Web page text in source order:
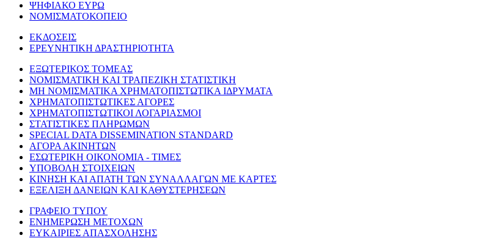
ΨΗΦΙΑΚΟ ΕΥΡΩ
ΝΟΜΙΣΜΑΤΟΚΟΠΕΙΟ
ΕΚΔΟΣΕΙΣ
ΕΡΕΥΝΗΤΙΚΗ ΔΡΑΣΤΗΡΙΟΤΗΤΑ
ΕΞΩΤΕΡΙΚΟΣ ΤΟΜΕΑΣ
ΝΟΜΙΣΜΑΤΙΚΗ ΚΑΙ ΤΡΑΠΕΖΙΚΗ ΣΤΑΤΙΣΤΙΚΗ
ΜΗ ΝΟΜΙΣΜΑΤΙΚΑ ΧΡΗΜΑΤΟΠΙΣΤΩΤΙΚΑ ΙΔΡΥΜΑΤΑ
ΧΡΗΜΑΤΟΠΙΣΤΩΤΙΚΕΣ ΑΓΟΡΕΣ
ΧΡΗΜΑΤΟΠΙΣΤΩΤΙΚΟΙ ΛΟΓΑΡΙΑΣΜΟΙ
ΣΤΑΤΙΣΤΙΚΕΣ ΠΛΗΡΩΜΩΝ
SPECIAL DATA DISSEMINATION STANDARD
ΑΓΟΡΑ ΑΚΙΝΗΤΩΝ
ΕΣΩΤΕΡΙΚΗ ΟΙΚΟΝΟΜΙΑ - ΤΙΜΕΣ
ΥΠΟΒΟΛΗ ΣΤΟΙΧΕΙΩΝ
ΚΙΝΗΣΗ ΚΑΙ ΑΠΑΤΗ ΤΩΝ ΣΥΝΑΛΛΑΓΩΝ ΜΕ ΚΑΡΤΕΣ
ΕΞΕΛΙΞΗ ΔΑΝΕΙΩΝ ΚΑΙ ΚΑΘΥΣΤΕΡΗΣΕΩΝ
ΓΡΑΦΕΙΟ ΤΥΠΟΥ
ΕΝΗΜΕΡΩΣΗ ΜΕΤΟΧΩΝ
ΕΥΚΑΙΡΙΕΣ ΑΠΑΣΧΟΛΗΣΗΣ